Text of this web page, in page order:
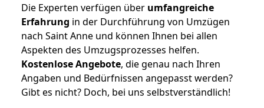
Die Experten verfügen über umfangreiche
Erfahrung in der Durchführung von Umzügen
nach Saint Anne und können Ihnen bei allen
Aspekten des Umzugsprozesses helfen.
Kostenlose Angebote, die genau nach Ihren
Angaben und Bedürfnissen angepasst werden?
Gibt es nicht? Doch, bei uns selbstverständlich!